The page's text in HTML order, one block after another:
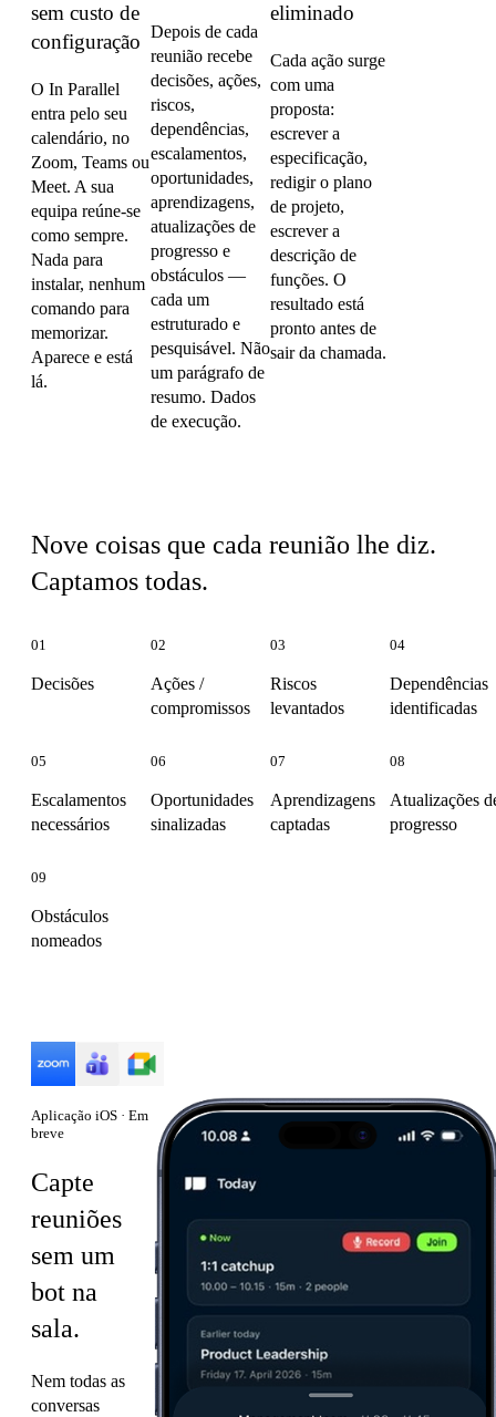
sem custo de
configuração
O In Parallel
entra pelo seu
calendário, no
Zoom, Teams ou
Meet. A sua
equipa reúne-se
como sempre.
Nada para
instalar, nenhum
comando para
memorizar.
Aparece e está
lá.
Depois de cada
reunião recebe
decisões, ações,
riscos,
dependências,
escalamentos,
oportunidades,
aprendizagens,
atualizações de
progresso e
obstáculos —
cada um
estruturado e
pesquisável. Não
um parágrafo de
resumo. Dados
de execução.
eliminado
Cada ação surge
com uma
proposta:
escrever a
especificação,
redigir o plano
de projeto,
escrever a
descrição de
funções. O
resultado está
pronto antes de
sair da chamada.
Nove coisas que cada reunião lhe diz.
Captamos todas.
01
Decisões
02
Ações /
compromissos
03
Riscos
levantados
04
Dependências
identificadas
05
Escalamentos
necessários
06
Oportunidades
sinalizadas
07
Aprendizagens
captadas
08
Atualizações
progresso
09
Obstáculos
nomeados
Aplicação iOS · Em
breve
Capte
reuniões
sem um
bot na
sala.
Nem todas as
conversas